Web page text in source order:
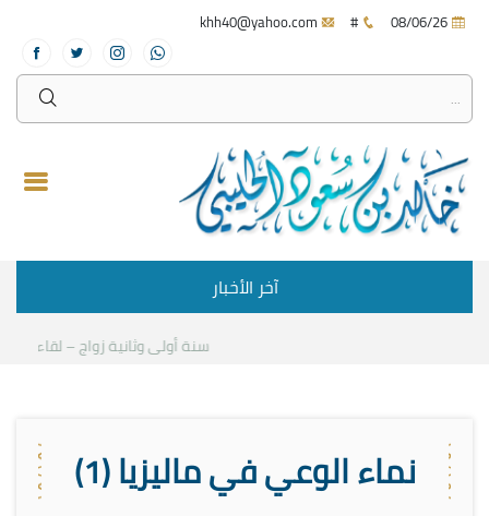
#
آخر الأخبار
سنة أولى وثانية زواج – لقاء مع
نماء الوعي في ماليزيا (1)